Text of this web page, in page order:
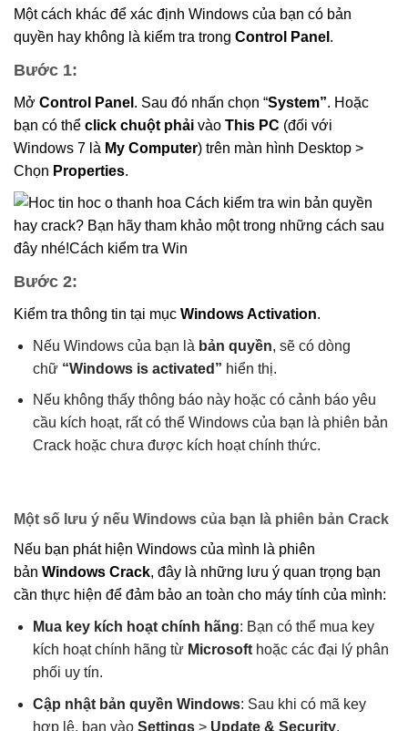
Một cách khác để xác định Windows của bạn có bản
quyền hay không là kiểm tra trong Control Panel
Bước 1:
Mở Control Panel . Sau đó nhấn chọn “System” . Hoặc
bạn có thể click chuột phải vào This PC (đối với
Windows 7 là My Computer) trên màn hình Desktop >
Chọn Properties
Bước 2:
Kiểm tra thông tin tại mục Windows Activation
Nếu Windows của bạn là bản quyền , sẽ có dòng
chữ “Windows is activated” hiển thị.
Nếu không thấy thông báo này hoặc có cảnh báo yêu
cầu kích hoạt, rất có thể Windows của bạn là phiên bản
Crack hoặc chưa được kích hoạt chính thức.
Một số lưu ý nếu Windows của bạn là phiên bản Crack
Nếu bạn phát hiện Windows của mình là phiên
bản Windows Crack, đây là những lưu ý quan trọng bạn
cần thực hiện để đảm bảo an toàn cho máy tính của mình:
Mua key kích hoạt chính hãng: Bạn có thể mua key
kích hoạt chính hãng từ Microsofthoặc các đại lý phân
phối uy tín.
Cập nhật bản quyền Windows: Sau khi có mã key
hợp lệ, bạn vào Settings> Update & Security.